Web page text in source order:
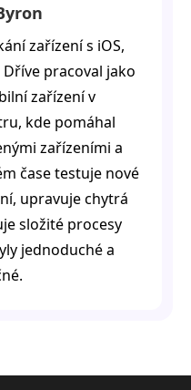
zařízení s iOS,
pracoval jako
zařízení v
kde pomáhal
zařízeními a
čase testuje nové
upravuje chytrá
složité procesy
jednoduché a